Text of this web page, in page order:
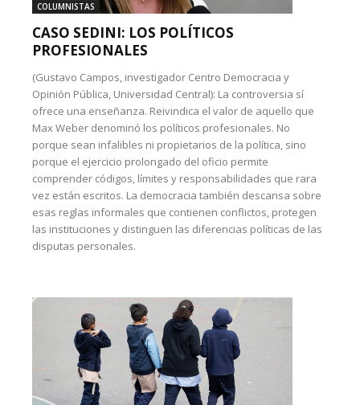
COLUMNISTAS
CASO SEDINI: LOS POLÍTICOS
PROFESIONALES
(Gustavo Campos, investigador Centro Democracia y
Opinión Pública, Universidad Central): La controversia sí
ofrece una enseñanza. Reivindica el valor de aquello que
Max Weber denominó los políticos profesionales. No
porque sean infalibles ni propietarios de la política, sino
porque el ejercicio prolongado del oficio permite
comprender códigos, límites y responsabilidades que rara
vez están escritos. La democracia también descansa sobre
esas reglas informales que contienen conflictos, protegen
las instituciones y distinguen las diferencias políticas de las
disputas personales.